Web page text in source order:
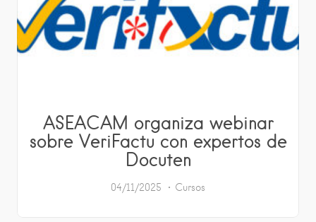
ASEACAM organiza webinar
sobre VeriFactu con expertos de
Docuten
04/11/2025 Cursos